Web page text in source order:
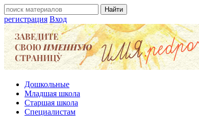
регистрация Вход
Дошкольные
Младшая школа
Старшая школа
Специалистам